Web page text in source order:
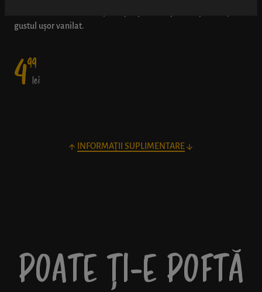
gustul ușor vanilat.
499
lei
INFORMAȚII SUPLIMENTARE
POATE ȚI-E POFTĂ